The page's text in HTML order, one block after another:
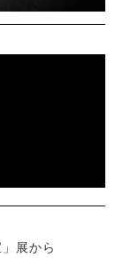
展から